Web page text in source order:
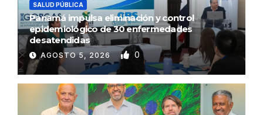
SALUD PÚBLICA
Panamá impulsa eliminación y control
epidemiológico de 30 enfermedades
desatendidas
AGOSTO 5, 2026 0